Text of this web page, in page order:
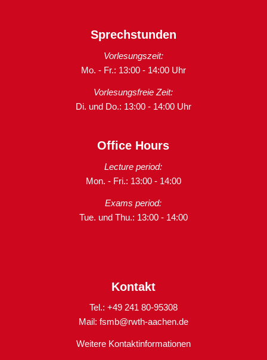
Sprechstunden
Vorlesungszeit:
Mo. - Fr.: 13:00 - 14:00 Uhr
Vorlesungsfreie Zeit:
Di. und Do.: 13:00 - 14:00 Uhr
Office Hours
Lecture period:
Mon. - Fri.: 13:00 - 14:00
Exams period:
Tue. und Thu.: 13:00 - 14:00
Kontakt
Tel.: +49 241 80-95308
Mail: fsmb@rwth-aachen.de
Weitere Kontaktinformationen